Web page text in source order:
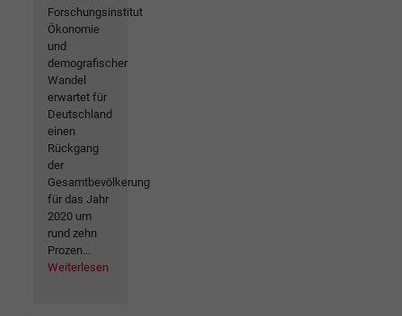
Forschungsinstitut
Ökonomie
und
demografischer
Wandel
erwartet für
Deutschland
einen
Rückgang
der
Gesamtbevölkerung
für das Jahr
2020 um
rund zehn
Prozen...
Weiterlesen